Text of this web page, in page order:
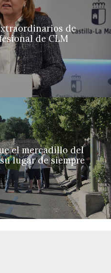
de
de CLM
el mercadillo del
lugar de siempre